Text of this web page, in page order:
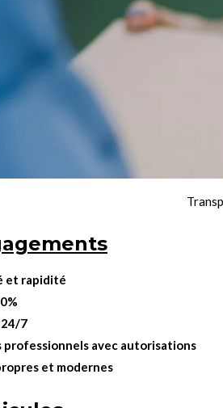
et rapidité
7
professionnels avec autorisations
et modernes